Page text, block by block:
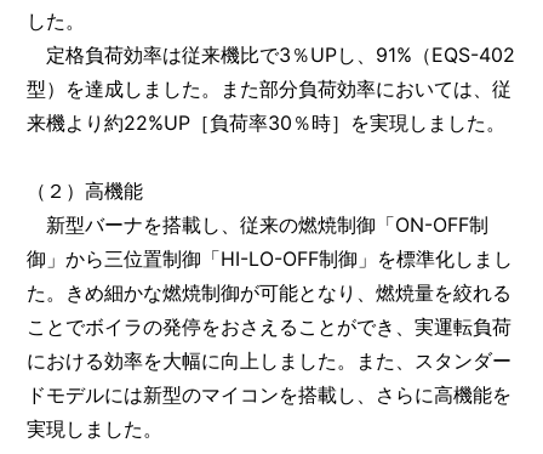
した。
定格負荷効率は従来機比で3％UPし、91%（EQS-402
型）を達成しました。また部分負荷効率においては、従
来機より約22%UP［負荷率30％時］を実現しました。
（２）高機能
新型バーナを搭載し、従来の燃焼制御「ON-OFF制
御」から三位置制御「HI-LO-OFF制御」を標準化しまし
た。きめ細かな燃焼制御が可能となり、燃焼量を絞れる
ことでボイラの発停をおさえることができ、実運転負荷
における効率を大幅に向上しました。また、スタンダー
ドモデルには新型のマイコンを搭載し、さらに高機能を
実現しました。